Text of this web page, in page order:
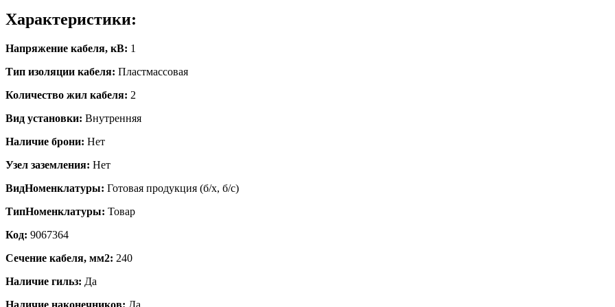
Характеристики:
Напряжение кабеля, кВ: 1
Тип изоляции кабеля: Пластмассовая
Количество жил кабеля: 2
Вид установки: Внутренняя
Наличие брони: Нет
Узел заземления: Нет
ВидНоменклатуры: Готовая продукция (б/х, б/с)
ТипНоменклатуры: Товар
Код: 9067364
Сечение кабеля, мм2: 240
Наличие гильз: Да
Наличие наконечников: Да